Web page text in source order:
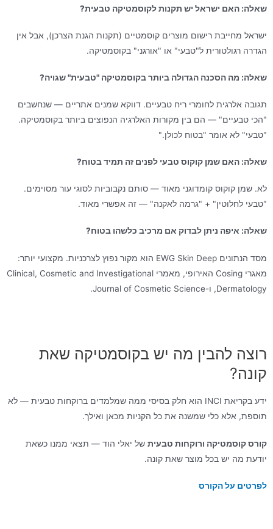
שאלה: האם ישראל יש תקנות לקוסמטיקה טבעית?
ישראל מחייבת רישום מוצרים קוסמטיים (תקנות הגנת הצרכן), אבל אין
הגדרה רגולטורית ל"טבעי" או "אורגני" בקוסמטיקה.
שאלה: מה הסכנה הגדולה ביותר בקוסמטיקה "טבעית" שגויה?
תגובה אלרגית לחומרי ריח טבעיים. דווקא שמנים אתריים — שנחשבים
"הכי טבעיים" — הם בין מקורות האלרגיה הנפוצים ביותר בקוסמטיקה.
"טבעי" לא אומר "בטוח לכולן."
שאלה: האם שמן קוקוס טבעי לפנים זה תמיד בטוח?
לא. שמן קוקוס קומדוגני מאוד — סותם נקבוביות לסוגי עור מסוימים.
"טבעי לחלוטין" + "גרמה לאקנה" — זה אפשרי מאוד.
שאלה: איפה ניתן לבדוק אם מרכיב כלשהו בטוח?
מסד הנתונים EWG Skin Deep הוא מקור נפוץ לצרכניות. מקצועי יותר:
מאגרי Cosing האירופי, מאמרי Clinical, Cosmetic and Investigational
Dermatology, ו-Journal of Cosmetic Science.
רוצה להבין מה יש בקוסמטיקה שאת
קונה?
ידע בקריאת INCI הוא חלק בסיסי ממה שמלמדים ברוקחות טבעית — לא
תוספת, אלא כלי שמשנה את כל הקניות מכאן ואילך.
קורס קוסמטיקה ורוקחות טבעית של יאלי הוד — תצאי ממנו כשאת
יודעת מה יש בכל מוצר שאת קונה.
לפרטים על הקורס